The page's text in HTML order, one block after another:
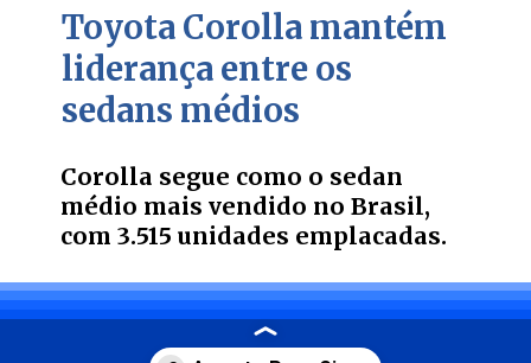
Toyota Corolla mantém
liderança entre os
sedans médios
Corolla segue como o sedan
médio mais vendido no Brasil,
com 3.515 unidades emplacadas.